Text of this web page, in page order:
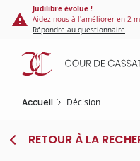
Panneau de gestion des
contenu
principal
Judilibre évolue !
Aidez-nous à l'améliorer en 2
Répondre au questionnaire
Accueil Décision
RETOUR À LA